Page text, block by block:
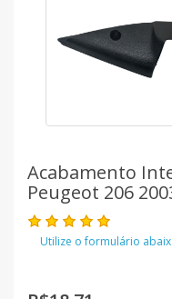
Acabamento
Peugeot 206
Utilize o formulário